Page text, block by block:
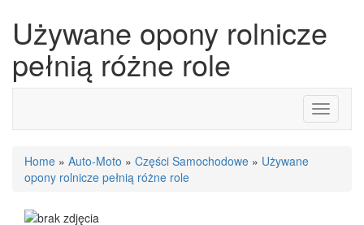
Używane opony rolnicze
pełnią różne role
Toggle
Home » Auto-Moto » Części Samochodowe » Używane
opony rolnicze pełnią różne role